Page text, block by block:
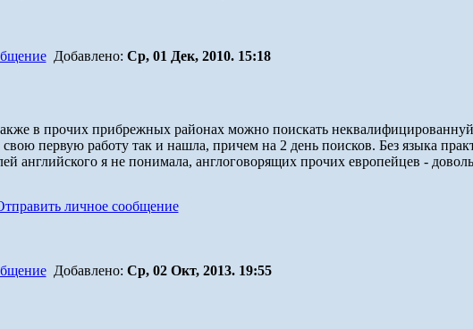
Добавлено: Ср, 01 Дек, 2010. 15:18
в прочих прибрежных районах можно поискать
первую работу так и нашла, причем на 2 день поисков. Без языка
английского я не понимала, англоговорящих прочих европейцев -
Добавлено: Ср, 02 Окт, 2013. 19:55